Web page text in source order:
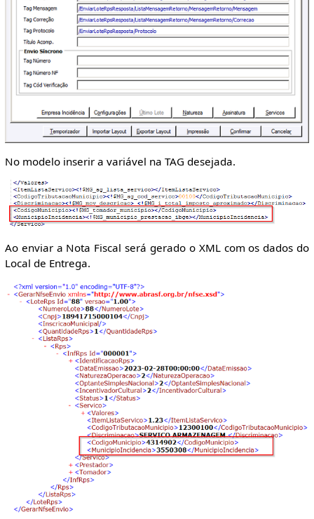
No modelo inserir a variável na TAG desejada.
Ao enviar a Nota Fiscal será gerado o XML com os dados do
Local de Entrega.